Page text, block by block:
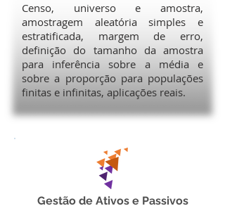
Censo, universo e amostra,
amostragem aleatória simples e
estratificada, margem de erro,
definição do tamanho da amostra
para inferência sobre a média e
sobre a proporção para populações
finitas e infinitas, aplicações reais.
Gestão de Ativos e Passivos